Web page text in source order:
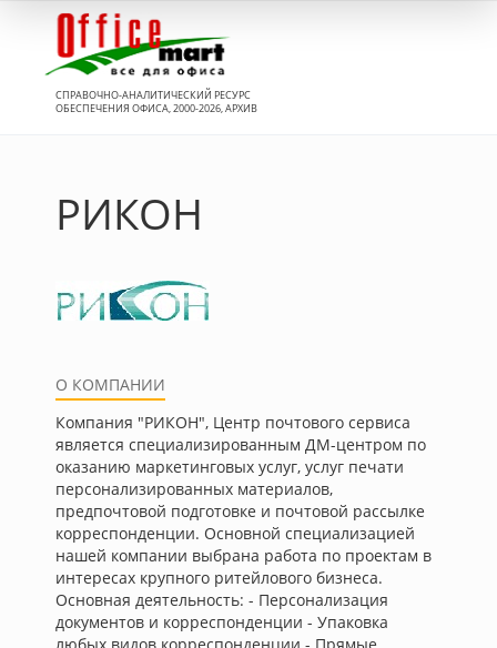
СПРАВОЧНО-АНАЛИТИЧЕСКИЙ РЕСУРС
ОБЕСПЕЧЕНИЯ ОФИСА, 2000-2026, АРХИВ
РИКОН
О КОМПАНИИ
Компания "РИКОН", Центр почтового сервиса
является специализированным ДМ-центром по
оказанию маркетинговых услуг, услуг печати
персонализированных материалов,
предпочтовой подготовке и почтовой рассылке
корреспонденции. Основной специализацией
нашей компании выбрана работа по проектам в
интересах крупного ритейлового бизнеса.
Основная деятельность: - Персонализация
документов и корреспонденции - Упаковка